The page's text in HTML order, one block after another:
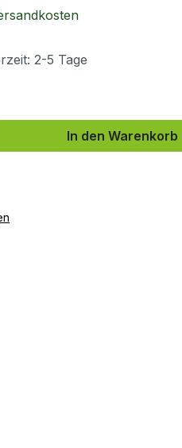
2-5 Tage
denIn den Warenkorb